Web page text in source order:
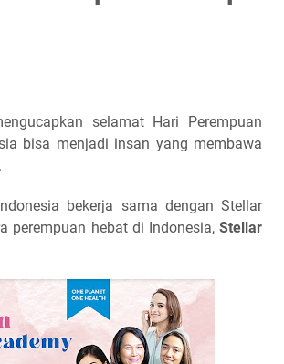
selamat Hari Perempuan
bisa menjadi insan yang membawa
bekerja sama dengan Stellar
perempuan hebat di Indonesia, Stellar